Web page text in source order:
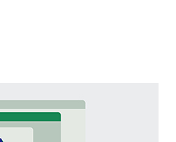
本站清货群都是找到优惠产